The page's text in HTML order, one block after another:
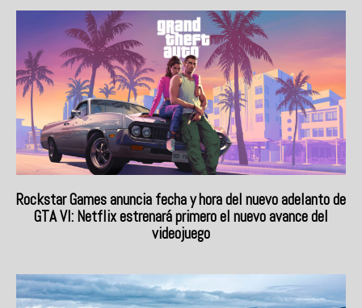
Rockstar Games anuncia fecha y hora del nuevo adelanto de
GTA VI: Netflix estrenará primero el nuevo avance del
videojuego